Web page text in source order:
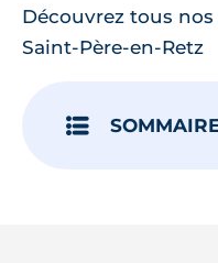
Découvrez tous
Saint-Père-en-Retz